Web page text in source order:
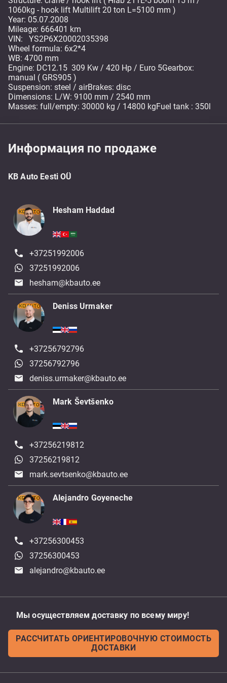
1060kg - hook lift Multilift 20 ton L=5100 mm )
Year: 05.07.2008
Mileage: 666401 km
VIN: YS2P6X20002035398
Wheel formula: 6x2*4
WB: 4700 mm
Engine: DC12.15 309 Kw / 420 Hp / Euro 5Gearbox:
manual ( GRS905 )
Suspension: steel / airBrakes: disc
Dimensions: L/W: 9100 mm / 2540 mm
Masses: full/empty: 30000 kg / 14800 kgFuel tank : 350l
Информация по продаже
KB Auto Eesti OÜ
Hesham Haddad
+37251992006
37251992006
hesham@kbauto.ee
Deniss Urmaker
+37256792796
37256792796
deniss.urmaker@kbauto.ee
Mark Ševtšenko
+37256219812
37256219812
mark.sevtsenko@kbauto.ee
Alejandro Goyeneche
+37256300453
37256300453
alejandro@kbauto.ee
Мы осуществляем доставку по всему миру!
РАССЧИТАТЬ ОРИЕНТИРОВОЧНУЮ СТОИМОСТЬ
ДОСТАВКИ